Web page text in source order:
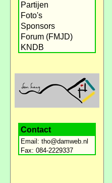
Partijen
Foto's
Sponsors
Forum (FMJD)
KNDB
Contact
Email: tho@damweb.nl
Fax: 084-2229337